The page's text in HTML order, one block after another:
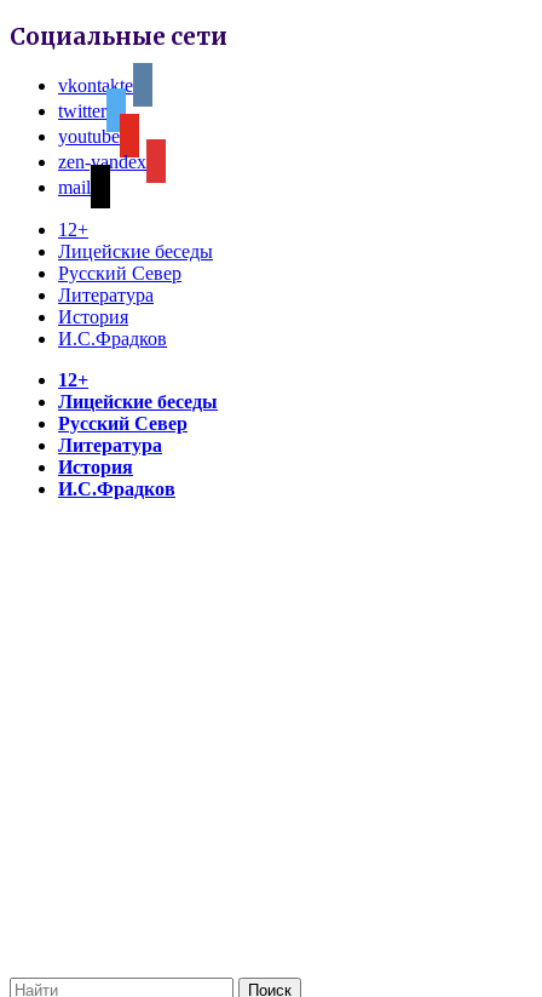
Социальные сети
vkontakte
twitter
youtube
zen-yandex
mail
12+
Лицейские беседы
Русский Север
Литература
История
И.С.Фрадков
12+
Лицейские беседы
Русский Север
Литература
История
И.С.Фрадков